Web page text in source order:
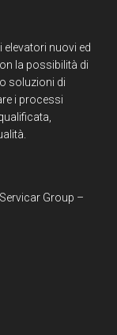
elevatori nuovi ed
la possibilità di
soluzioni di
i processi
Group –